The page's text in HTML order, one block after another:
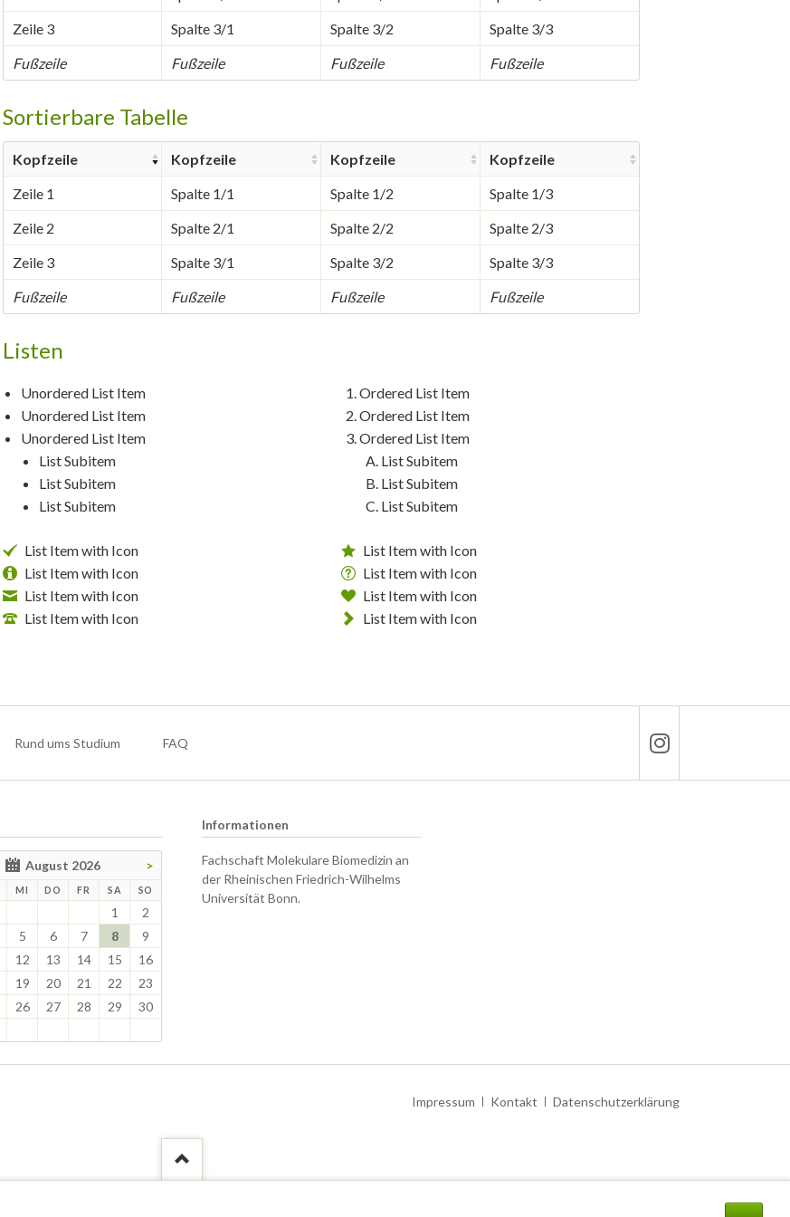
Fußzeile Fußzeile Fußzeile Fußzeile
Zeile 3
Spalte 3/1 Spalte 3/2 Spalte 3/3
Sortierbare Tabelle
Kopfzeile Kopfzeile Kopfzeile Kopfzeile
Fußzeile Fußzeile Fußzeile Fußzeile
Zeile 1 Spalte 1/1 Spalte 1/2
Spalte 1/3
Zeile 2
Spalte 2/1 Spalte 2/2
Spalte 2/3
Zeile 3
Spalte 3/1 Spalte 3/2 Spalte 3/3
Listen
Unordered List Item
Unordered List Item
Unordered List Item
List Subitem
List Subitem
List Subitem
List Item with Icon
List Item with Icon
List Item with Icon
List Item with Icon
Ordered List Item
Ordered List Item
Ordered List Item
List Subitem
List Subitem
List Subitem
List Item with Icon
List Item with Icon
List Item with Icon
List Item with Icon
Rund ums Studium FAQ
August 2026 >
ENSTAG
MI TTWOCH
DO NNERSTAG
FR EITAG
SAMSTAG
SO
1
2
5 6 7 8
9
12 13 14 15
16
19 20 21 22
23
26 27 28 29
30
Informationen
Fachschaft Molekulare Biomedizin an
der Rheinischen Friedrich-Wilhelms
Universität Bonn.
Navigation
Impressum Kontakt Datenschutzerklärung